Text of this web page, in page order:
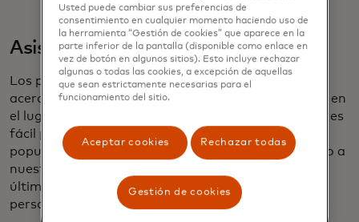
Asistentes personales para todos
Los plazos y las citas tienen una forma única de
acercar sigilosamente a nosotros. Desde reuniones en
el lugar de trabajo hasta recordatorios personales, es
fácil perder la noción de qué es qué. Siri y Alexa
popularizaron los asistentes digitales, respondiendo a
nuestras preguntas cotidianas sobre el clima o las
últimas noticias. Ahora, con ChatGPT, su asistente
personal obtuvo un ascenso.
Usted puede cambiar sus preferencias de
consentimiento en cualquier momento haciendo uso de
la herramienta “Gestión de cookies” que aparece en la
parte inferior de la pantalla (disponible como enlace en
vez de botón en algunos sitios). Esto incluye rechazar
algunas o todas las cookies, a excepción de aquellas
que sean estrictamente necesarias para el
funcionamiento del sitio.
Aceptar cookies Rechazar todas
Gestión de cookies